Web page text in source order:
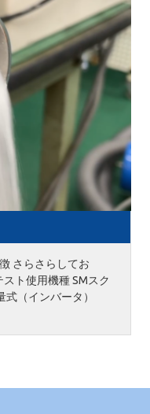
さらさらしてお
ト使用機種 SMスク
（インバータ）